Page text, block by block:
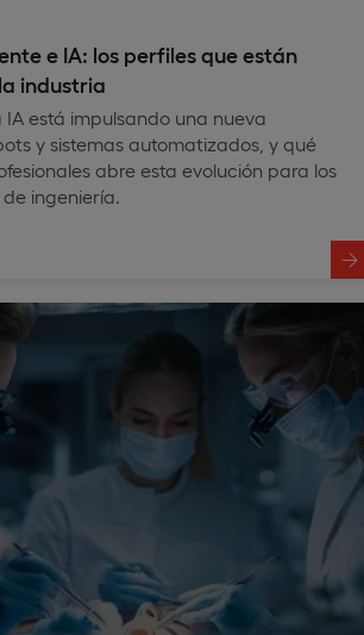
e IA: los perfiles que están
industria
IA está impulsando una nueva
y sistemas automatizados, y qué
abre esta evolución para los
ingeniería.